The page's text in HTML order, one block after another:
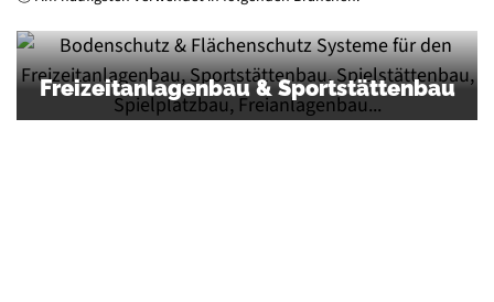
Freizeitanlagenbau & Sportstättenbau